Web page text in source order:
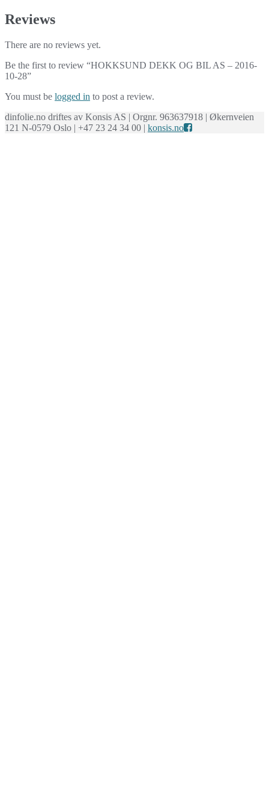
Reviews
There are no reviews yet.
Be the first to review “HOKKSUND DEKK OG BIL AS – 2016-
10-28”
You must be logged in to post a review.
dinfolie.no driftes av Konsis AS | Orgnr. 963637918 | Økernveien
121 N-0579 Oslo | +47 23 24 34 00 | konsis.no